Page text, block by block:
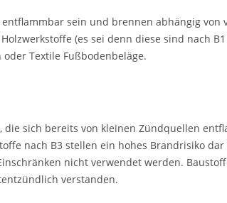
sein und brennen abhängig
(es sei denn diese sind nach
oder Textile Fußbodenbeläge.
die sich bereits von kleinen Zündquellen
nach B3 stellen ein hohes Brandrisiko
nicht verwendet werden.
verstanden.